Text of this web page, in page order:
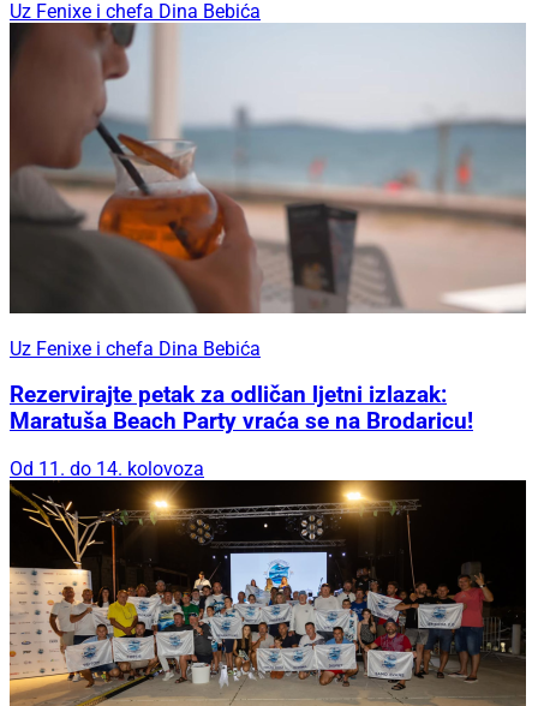
Uz Fenixe i chefa Dina Bebića
Uz Fenixe i chefa Dina Bebića
Rezervirajte petak za odličan ljetni izlazak:
Maratuša Beach Party vraća se na Brodaricu!
Od 11. do 14. kolovoza